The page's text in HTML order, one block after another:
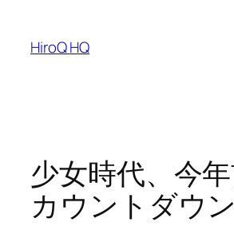
HiroQ HQ
少女時代、今
カウントダウン